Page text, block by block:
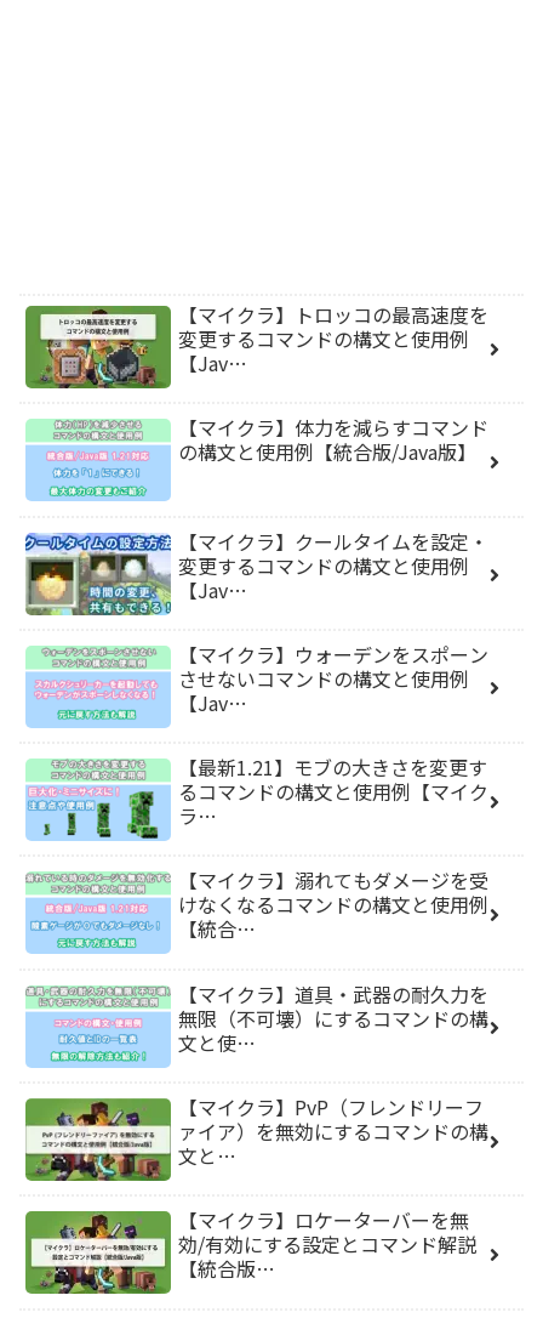
【マイクラ】トロッコの最高速度を
変更するコマンドの構文と使用例
【Jav…
【マイクラ】体力を減らすコマンド
の構文と使用例【統合版/Java版】
【マイクラ】クールタイムを設定・
変更するコマンドの構文と使用例
【Jav…
【マイクラ】ウォーデンをスポーン
させないコマンドの構文と使用例
【Jav…
【最新1.21】モブの大きさを変更す
るコマンドの構文と使用例【マイク
ラ…
【マイクラ】溺れてもダメージを受
けなくなるコマンドの構文と使用例
【統合…
【マイクラ】道具・武器の耐久力を
無限（不可壊）にするコマンドの構
文と使…
【マイクラ】PvP（フレンドリーフ
ァイア）を無効にするコマンドの構
文と…
【マイクラ】ロケーターバーを無
効/有効にする設定とコマンド解説
【統合版…